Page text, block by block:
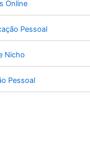
Online
Pessoal
Nicho
Pessoal